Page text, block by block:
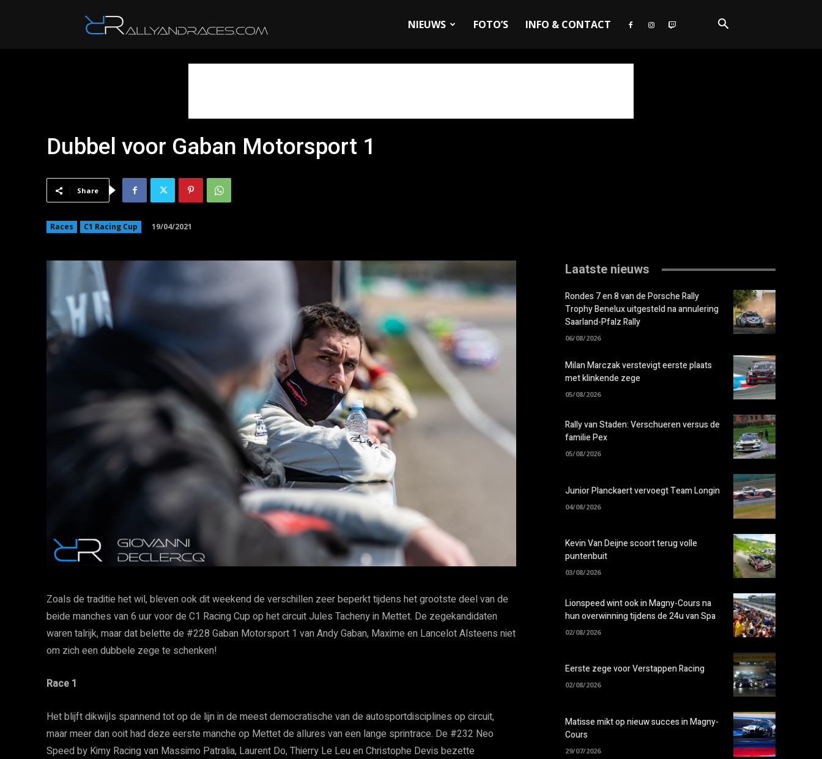
NIEUWS FOTO’S INFO & CONTACT
Dubbel voor Gaban Motorsport 1
Share
Races C1 Racing Cup 19/04/2021
Zoals de traditie het wil, bleven ook dit weekend de verschillen zeer beperkt tijdens het grootste deel van de
beide manches van 6 uur voor de C1 Racing Cup op het circuit Jules Tacheny in Mettet. De zegekandidaten
waren talrijk, maar dat belette de #228 Gaban Motorsport 1 van Andy Gaban, Maxime en Lancelot Alsteens niet
om zich een dubbele zege te schenken!
Race 1
Het blijft dikwijls spannend tot op de lijn in de meest democratische van de autosportdisciplines op circuit,
maar meer dan ooit had deze eerste manche op Mettet de allures van een lange sprintrace. De #232 Neo
Speed by Kimy Racing van Massimo Patralia, Laurent Do, Thierry Le Leu en Christophe Devis bezette
Laatste nieuws
Rondes 7 en 8 van de Porsche Rally
Trophy Benelux uitgesteld na annulering
Saarland-Pfalz Rally
06/08/2026
Milan Marczak verstevigt eerste plaats
met klinkende zege
05/08/2026
Rally van Staden: Verschueren versus de
familie Pex
05/08/2026
Junior Planckaert vervoegt Team Longin
04/08/2026
Kevin Van Deijne scoort terug volle
puntenbuit
03/08/2026
Lionspeed wint ook in Magny-Cours na
hun overwinning tijdens de 24u van Spa
02/08/2026
Eerste zege voor Verstappen Racing
02/08/2026
Matisse mikt op nieuw succes in Magny-
Cours
29/07/2026